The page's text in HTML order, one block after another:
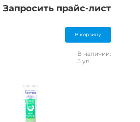
Запросить прайс-лист
В корзину
В наличии:
5 уп.